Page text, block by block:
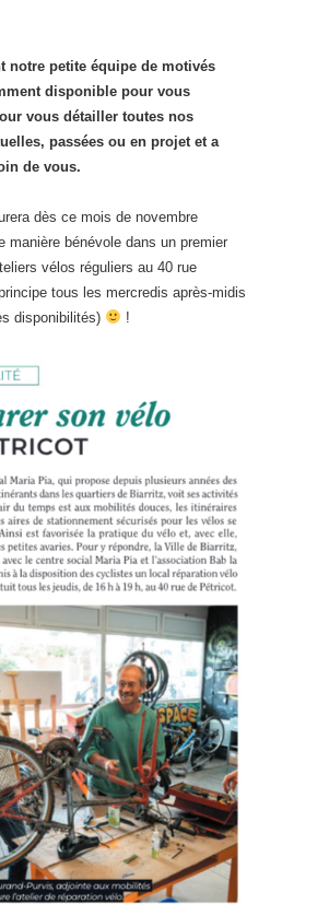
notre petite équipe de motivés
disponible pour vous
vous détailler toutes nos
passées ou en projet et a
de vous.
dès ce mois de novembre
manière bénévole dans un premier
vélos réguliers au 40 rue
tous les mercredis après-midis
disponibilités)
!